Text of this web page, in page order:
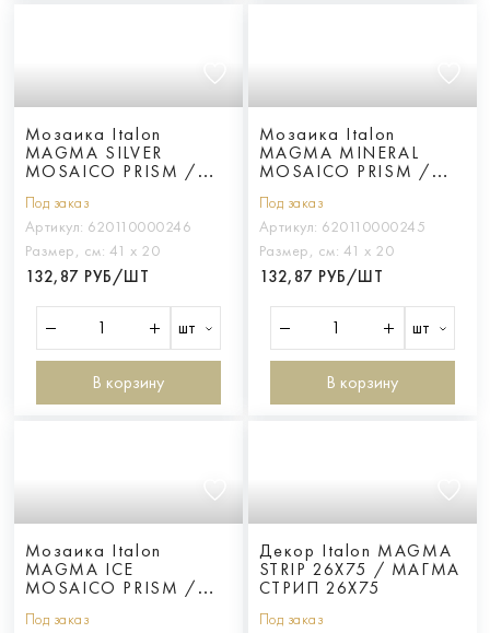
Мозаика Italon
MAGMA SILVER
MOSAICO PRISM /
ПРИЗМ
Под заказ
Артикул: 620110000246
Размер, см: 41 х 20
132,87 РУБ/ШТ
шт
В корзину
Мозаика Italon
MAGMA MINERAL
MOSAICO PRISM /
ПРИЗМ
Под заказ
Артикул: 620110000245
Размер, см: 41 х 20
132,87 РУБ/ШТ
шт
В корзину
Мозаика Italon
MAGMA ICE
MOSAICO PRISM /
Под заказ
Декор Italon MAGMA
STRIP 26X75 / МАГМА
СТРИП 26Х75
Под заказ